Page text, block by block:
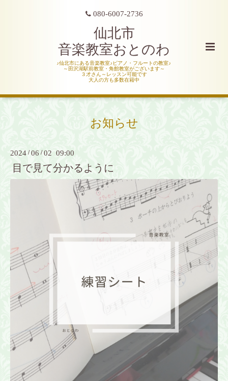
080-6007-2736
仙北市
音楽教室おとのわ
♪仙北市にある音楽教室♪ピアノ・フルートの教室♪
～田沢湖駅前教室・角館教室がございます～
３才さん～レッスン可能です
大人の方も多数在籍中
お知らせ
2024 /06 /02 09:00
目で見て分かるように